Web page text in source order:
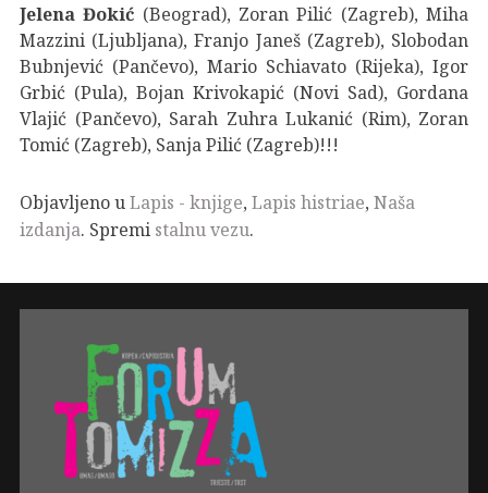
Jelena Đokić (Beograd), Zoran Pilić (Zagreb), Miha
Mazzini (Ljubljana), Franjo Janeš (Zagreb), Slobodan
Bubnjević (Pančevo), Mario Schiavato (Rijeka), Igor
Grbić (Pula), Bojan Krivokapić (Novi Sad), Gordana
Vlajić (Pančevo), Sarah Zuhra Lukanić (Rim), Zoran
Tomić (Zagreb), Sanja Pilić (Zagreb)!!!
Objavljeno uLapis - knjige, Lapis histriae, Naša
izdanja. Spremi stalnu vezu.